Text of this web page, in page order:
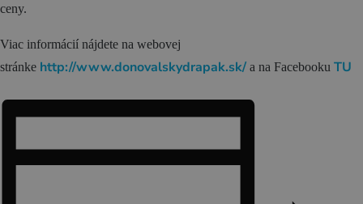
Zážitky na Strednom Slovensku
nevedeli (a ako ju zažiť úplne inak!)
MÚZPAS = 8 kultúrnych zážitkov s 1 pasom
ceny.
Viac informácií nájdete na webovej
stránke http://www.donovalskydrapak.sk/ a na Facebooku TU